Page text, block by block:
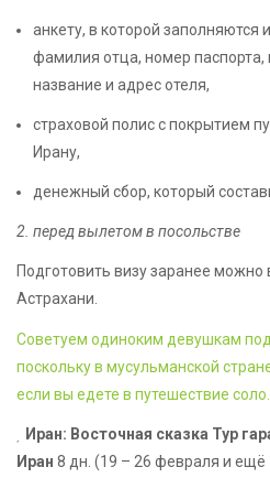
анкету, в которой
фамилия отца, номер паспорта,
название и адрес отеля,
страховой полис с покрытием
Ирану,
денежный сбор, который
2. перед вылетом в посольстве
Подготовить визу заранее можно
Астрахани.
Советуем одиноким девушкам
поскольку в мусульманской
если вы едете в путешествие соло.
Иран: Восточная сказка Тур
Иран 8 дн. (19 – 26 февраля и ещё